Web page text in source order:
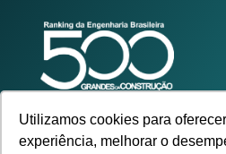
Utilizamos cookies para
experiência, melhorar o